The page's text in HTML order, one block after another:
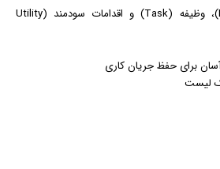
- استفاده از فهرست (List)، وظیفه (Task) و اقدامات سودمند (Utility
برای حفظ جریان کاری
لیست